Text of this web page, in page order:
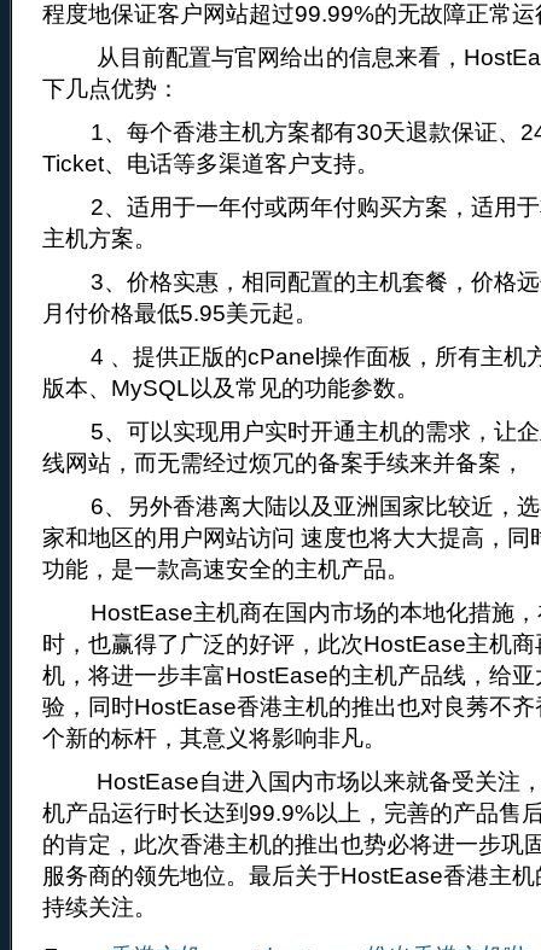
程度地保证客户网站超过99.99%的无故障正常运
从目前配置与官网给出的信息来看，
下几点优势：
1、每个香港主机方案都有30天退款保证、
Ticket、电话等多渠道客户支持。
2、适用于一年付或两年付购买方案，适用于
主机方案。
3、价格实惠，相同配置的主机套餐，价格远
月付价格最低5.95美元起。
4 、提供正版的cPanel操作面板，所有主机
版本、MySQL以及常见的功能参数。
5、可以实现用户实时开通主机的需求，让企
线网站，而无需经过烦冗的备案手续来并备案，
6、另外香港离大陆以及亚洲国家比较近，选
家和地区的用户网站访问 速度也将大大提高，同
功能，是一款高速安全的主机产品。
HostEase主机商在国内市场的本地化措施，
时，也赢得了广泛的好评，此次HostEase主机
机，将进一步丰富HostEase的主机产品线，给
验，同时HostEase香港主机的推出也对良莠不
个新的标杆，其意义将影响非凡。
HostEase自进入国内市场以来就备受关注，
机产品运行时长达到99.9%以上，完善的产品售
的肯定，此次香港主机的推出也势必将进一步巩
服务商的领先地位。最后关于HostEase香港主
持续关注。